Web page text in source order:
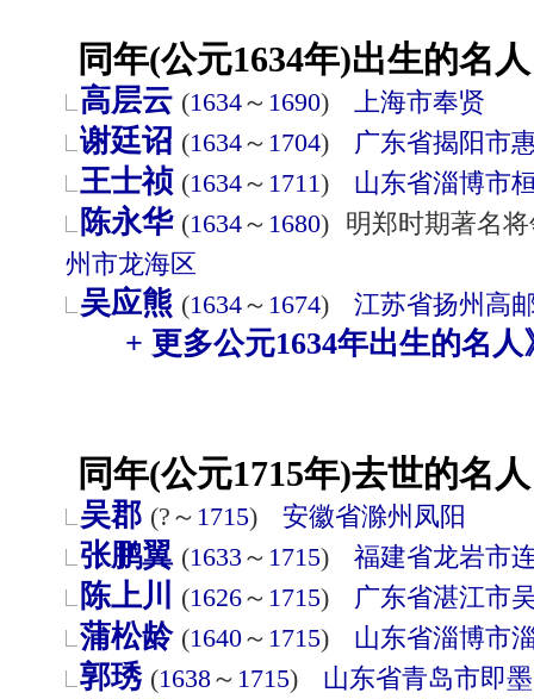
同年(公元1634年)出生的名
高层云 (1634～ 1690) 上海市奉贤
谢廷诏 (1634～ 1704) 广东省揭阳市
王士祯 (1634～ 1711) 山东省淄博市
陈永华 (1634～ 1680) 明郑时期著名
州市龙海区
吴应熊 (1634～ 1674) 江苏省扬州 高
+ 更多公元1634年出生的名人
同年(公元1715年)去世的名
吴郡 (?～ 1715) 安徽省滁州 凤阳
张鹏翼 (1633 ～ 1715) 福建省龙岩市
陈上川 (1626～ 1715) 广东省湛江市
蒲松龄 (1640～ 1715) 山东省淄博市
郭琇 (1638～ 1715) 山东省青岛市即墨